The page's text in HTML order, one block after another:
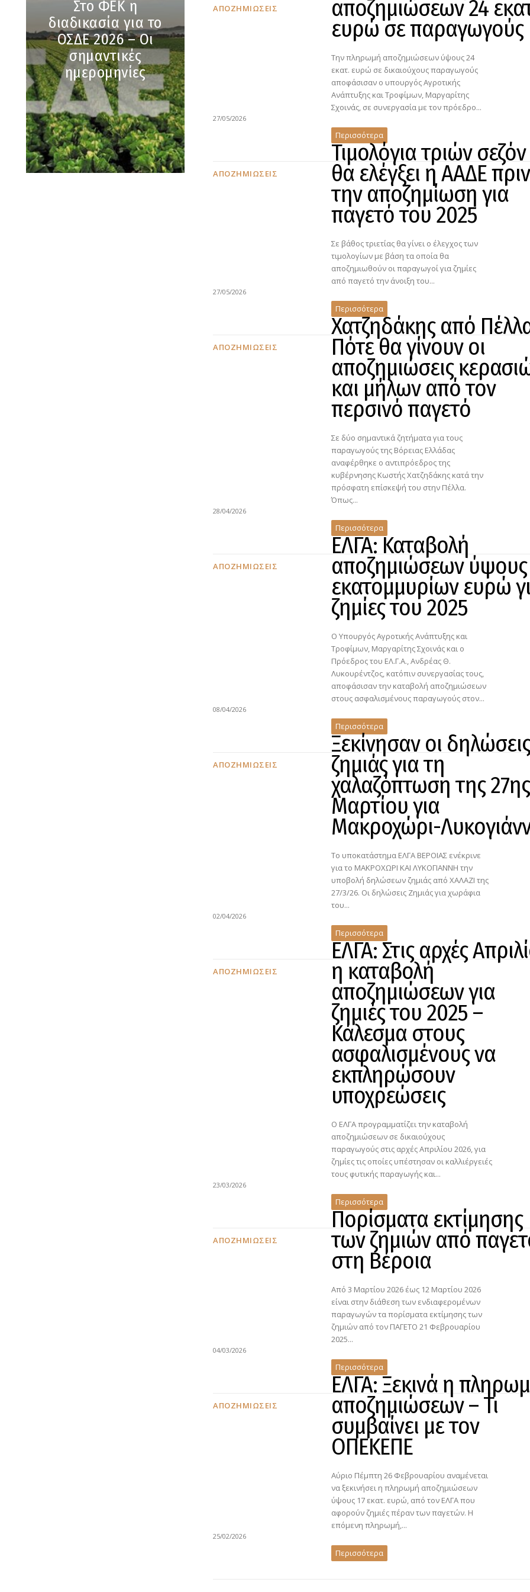
Στο ΦΕΚ η
διαδικασία για το
ΟΣΔΕ 2026 – Οι
σημαντικές
ημερομηνίες
ΑΠΟΖΗΜΙΏΣΕΙΣ αποζημιώσεων 24
ευρώ σε παραγωγούς
Την πληρωμή αποζημιώσεων ύψους 24
εκατ. ευρώ σε δικαιούχους παραγωγούς
αποφάσισαν ο υπουργός Αγροτικής
Ανάπτυξης και Τροφίμων, Μαργαρίτης
Σχοινάς, σε συνεργασία με τον πρόεδρο...
27/05/2026
Περισσότερα
ΑΠΟΖΗΜΙΏΣΕΙΣ
Τιμολόγια τριών σεζόν
θα ελέγξει η ΑΑΔΕ πριν
την αποζημίωση για
παγετό του 2025
Σε βάθος τριετίας θα γίνει ο έλεγχος των
τιμολογίων με βάση τα οποία θα
αποζημιωθούν οι παραγωγοί για ζημίες
από παγετό την άνοιξη του...
27/05/2026
Περισσότερα
ΑΠΟΖΗΜΙΏΣΕΙΣ
Χατζηδάκης από
Πότε θα γίνουν οι
αποζημιώσεις
και μήλων από τον
περσινό παγετό
Σε δύο σημαντικά ζητήματα για τους
παραγωγούς της Βόρειας Ελλάδας
αναφέρθηκε ο αντιπρόεδρος της
κυβέρνησης Κωστής Χατζηδάκης κατά την
πρόσφατη επίσκεψή του στην Πέλλα.
Όπως...
28/04/2026
Περισσότερα
ΑΠΟΖΗΜΙΏΣΕΙΣ
ΕΛΓΑ: Καταβολή
αποζημιώσεων ύψους
εκατομμυρίων ευρώ
ζημίες του 2025
Ο Υπουργός Αγροτικής Ανάπτυξης και
Τροφίμων, Μαργαρίτης Σχοινάς και ο
Πρόεδρος του ΕΛ.Γ.Α., Ανδρέας Θ.
Λυκουρέντζος, κατόπιν συνεργασίας τους,
αποφάσισαν την καταβολή αποζημιώσεων
στους ασφαλισμένους παραγωγούς στον...
08/04/2026
Περισσότερα
ΑΠΟΖΗΜΙΏΣΕΙΣ
Ξεκίνησαν οι δηλώσεις
ζημιάς για τη
χαλαζόπτωση της 27ης
Μαρτίου για
Μακροχώρι-
Το υποκατάστημα ΕΛΓΑ ΒΕΡΟΙΑΣ ενέκρινε
για το ΜΑΚΡΟΧΩΡΙ ΚΑΙ ΛΥΚΟΓΙΑΝΝΗ την
υποβολή δηλώσεων ζημιάς από ΧΑΛΑΖΙ της
27/3/26. Οι δηλώσεις Ζημιάς για χωράφια
του...
02/04/2026
Περισσότερα
ΑΠΟΖΗΜΙΏΣΕΙΣ
ΕΛΓΑ: Στις αρχές
η καταβολή
αποζημιώσεων για
ζημιές του 2025 –
Κάλεσμα στους
ασφαλισμένους να
εκπληρώσουν
υποχρεώσεις
Ο ΕΛΓΑ προγραμματίζει την καταβολή
αποζημιώσεων σε δικαιούχους
παραγωγούς στις αρχές Απριλίου 2026, για
ζημίες τις οποίες υπέστησαν οι καλλιέργειές
τους φυτικής παραγωγής και...
23/03/2026
Περισσότερα
ΑΠΟΖΗΜΙΏΣΕΙΣ
Πορίσματα εκτίμησης
των ζημιών από
στη Βέροια
Από 3 Μαρτίου 2026 έως 12 Μαρτίου 2026
είναι στην διάθεση των ενδιαφερομένων
παραγωγών τα πορίσματα εκτίμησης των
ζημιών από τον ΠΑΓΕΤΟ 21 Φεβρουαρίου
2025...
04/03/2026
Περισσότερα
ΑΠΟΖΗΜΙΏΣΕΙΣ
ΕΛΓΑ: Ξεκινά η
αποζημιώσεων – Τι
συμβαίνει με τον
ΟΠΕΚΕΠΕ
Αύριο Πέμπτη 26 Φεβρουαρίου αναμένεται
να ξεκινήσει η πληρωμή αποζημιώσεων
ύψους 17 εκατ. ευρώ, από τον ΕΛΓΑ που
αφορούν ζημιές πέραν των παγετών. Η
επόμενη πληρωμή,...
25/02/2026
Περισσότερα